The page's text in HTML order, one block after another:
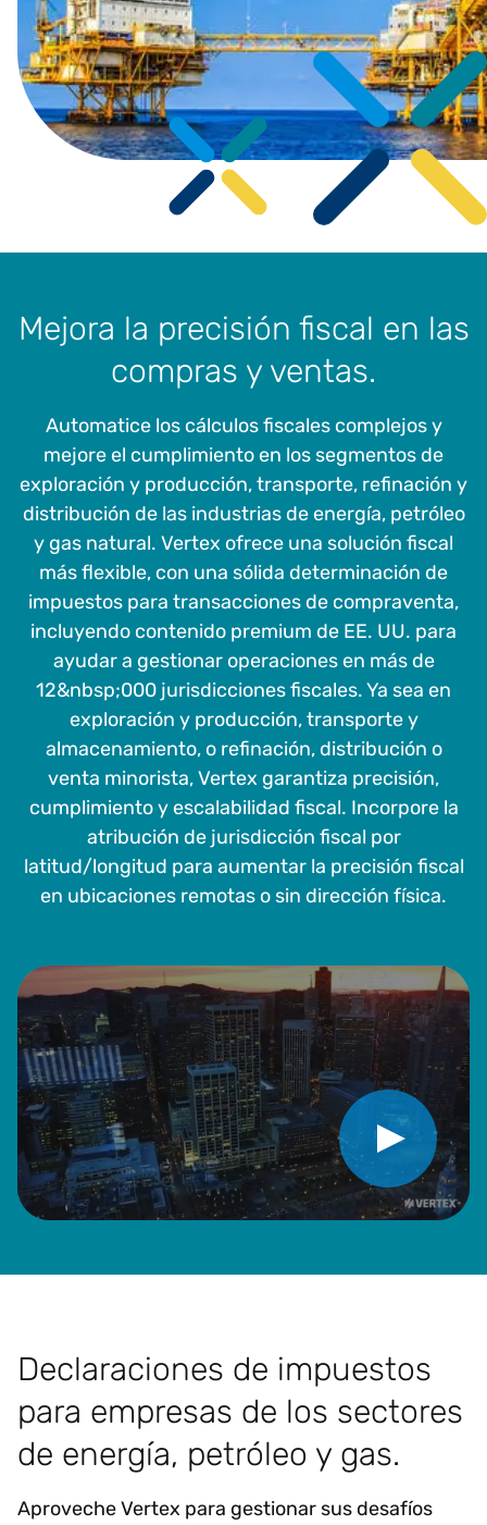
Mejora la precisión fiscal en las
compras y ventas.
Automatice los cálculos fiscales complejos y
mejore el cumplimiento en los segmentos de
exploración y producción, transporte, refinación y
distribución de las industrias de energía, petróleo
y gas natural. Vertex ofrece una solución fiscal
más flexible, con una sólida determinación de
impuestos para transacciones de compraventa,
incluyendo contenido premium de EE. UU. para
ayudar a gestionar operaciones en más de
12&nbsp;000 jurisdicciones fiscales. Ya sea en
exploración y producción, transporte y
almacenamiento, o refinación, distribución o
venta minorista, Vertex garantiza precisión,
cumplimiento y escalabilidad fiscal. Incorpore la
atribución de jurisdicción fiscal por
latitud/longitud para aumentar la precisión fiscal
en ubicaciones remotas o sin dirección física.
Reproducir vídeo
Declaraciones de impuestos
para empresas de los sectores
de energía, petróleo y gas.
Aproveche Vertex para gestionar sus desafíos